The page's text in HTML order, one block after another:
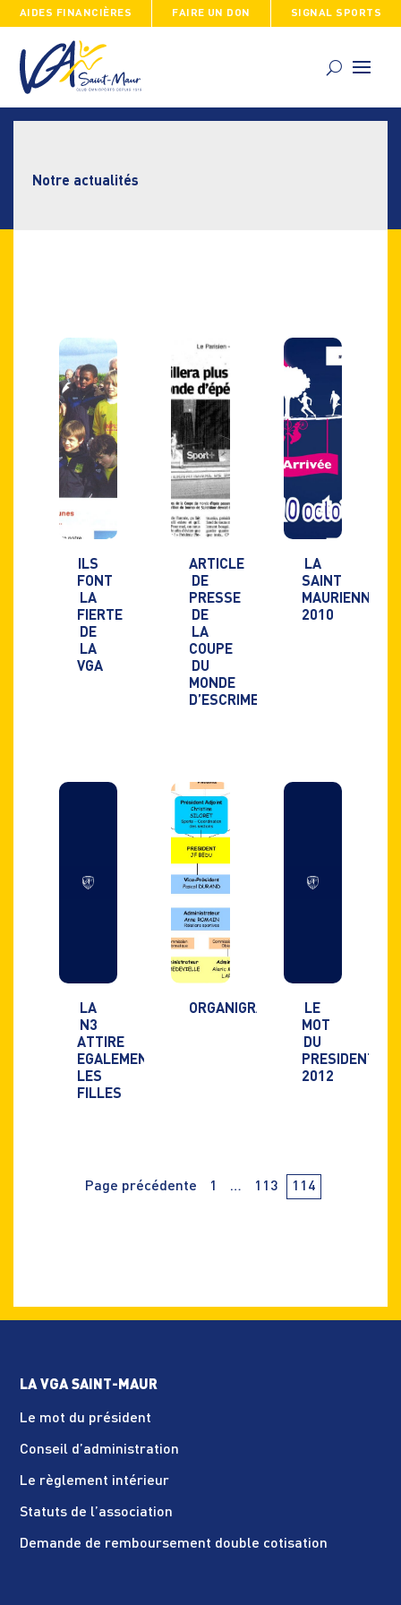
Skip
AIDES FINANCIÈRES FAIRE UN DON SIGNAL SPORTS
Notre actualités
ILS
FONT
LA
FIERTE
DE
LA
VGA
ARTICLE
DE
PRESSE
DE
LA
COUPE
DU
MONDE
D’ESCRIME
LA
SAINT
MAURIENNE
2010
LA
N3
ATTIRE
EGALEMENT
LES
FILLES
ORGANIGRAMME
LE
MOT
DU
PRESIDENT
2012
NavigationPage précédente PAge
1 … PAge
113 PAge
114
LA VGA SAINT-MAUR
Le mot du président
Conseil d’administration
Le règlement intérieur
Statuts de l’association
Demande de remboursement double cotisation